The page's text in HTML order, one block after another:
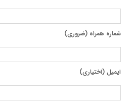
شماره همراه (ضروری)
ایمیل (اختیاری)